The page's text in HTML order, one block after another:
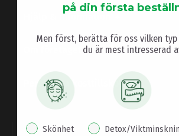
Hjälp & information
Personliga kosttillskott
på din första
Men först, berätta för oss vilken
du är mest intresserad
interest pop up
Skönhet
Detox/